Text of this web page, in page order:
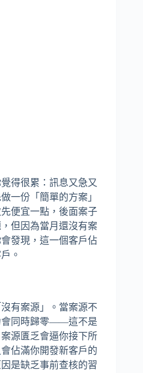
得很累：訊息又急又
一份「簡單的方案」
便宜一點，後面案子
但因為當月還沒有案
發現，這一個客戶佔
。
有案源」。當案源不
會同時歸零——這不是
源匱乏會逼你接下所
佔滿你開發新客戶的
是缺乏事前查核的習